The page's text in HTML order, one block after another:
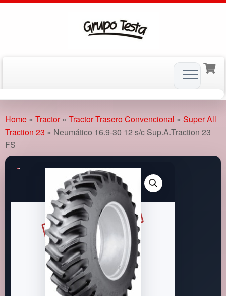
to
content
Home » Tractor » Tractor Trasero Convencional » Super All
Traction 23 » Neumático 16.9-30 12 s/c Sup.A.Traction 23
FS